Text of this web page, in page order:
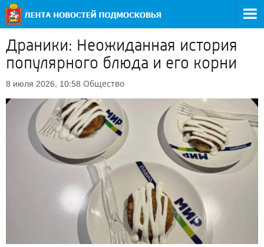
Драники: Неожиданная история
популярного блюда и его корни
8 июля 2026, 10:58 Общество